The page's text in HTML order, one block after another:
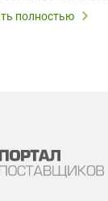
полностью